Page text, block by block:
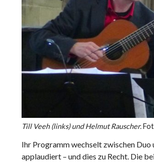
Till Veeh (links) und Helmut Rauscher.
Ihr Programm wechselt zwischen
applaudiert – und dies zu Recht. Die